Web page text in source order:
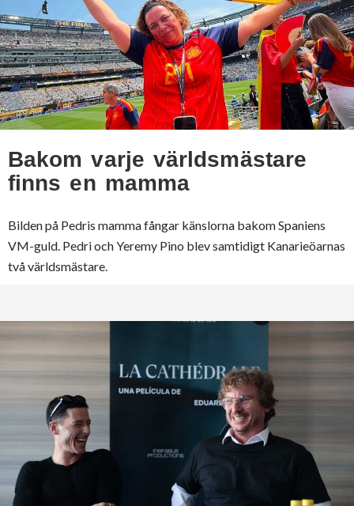
Bakom varje världsmästare
finns en mamma
Bilden på Pedris mamma fångar känslorna bakom Spaniens
VM-guld. Pedri och Yeremy Pino blev samtidigt Kanarieöarnas
två världsmästare.